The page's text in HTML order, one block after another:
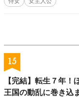
15
【完結】転生７年！
王国の動乱に巻き込